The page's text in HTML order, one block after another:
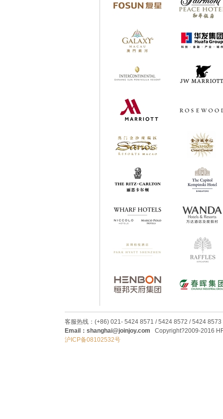
客服热线：(+86) 021- 5424 8571 / 5424 8572 / 5424 8573
Email：shanghai@joinjoy.com Copyright?2009-2016
沪ICP备08102532号